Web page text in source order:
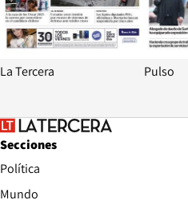
La Tercera Pulso
Secciones
Política
Mundo